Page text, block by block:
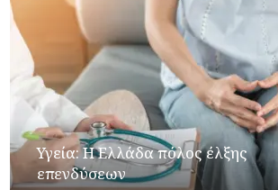
Υγεία: Η Ελλάδα πόλος έλξης
επενδύσεων